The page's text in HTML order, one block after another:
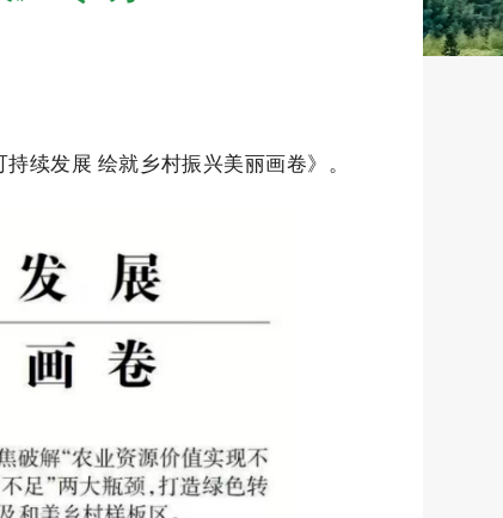
续发展 绘就乡村振兴美丽画卷》。